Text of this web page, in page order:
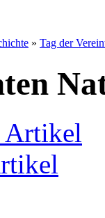
» Tag der
Artikel